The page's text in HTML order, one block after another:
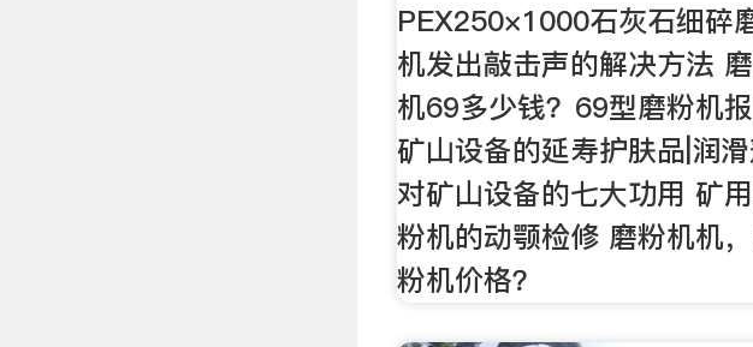
PEX250×1000石灰石细碎
机发出敲击声的解决方法
机69多少钱？69型磨粉机
矿山设备的延寿护肤品|润
对矿山设备的七大功用 矿
粉机的动颚检修 磨粉机机
粉机价格？